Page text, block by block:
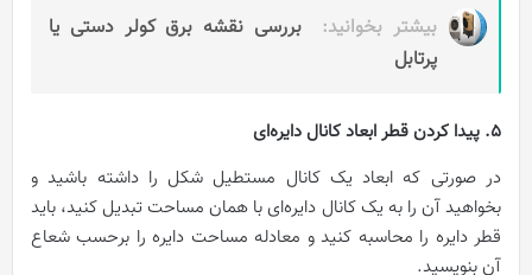
بیشتر بخوانید:
بررسی نقشه برق کولر دستی یا
پرتابل
5. پیدا کردن قطر ابعاد کانال دایره‌ای
در صورتی که ابعاد یک کانال مستطیل شکل را داشته باشید و
بخواهید آن را به یک کانال دایره‌ای با همان مساحت تبدیل کنید، باید
قطر دایره را محاسبه کنید و معادله مساحت دایره را برحسب شعاع
آن بنویسید.